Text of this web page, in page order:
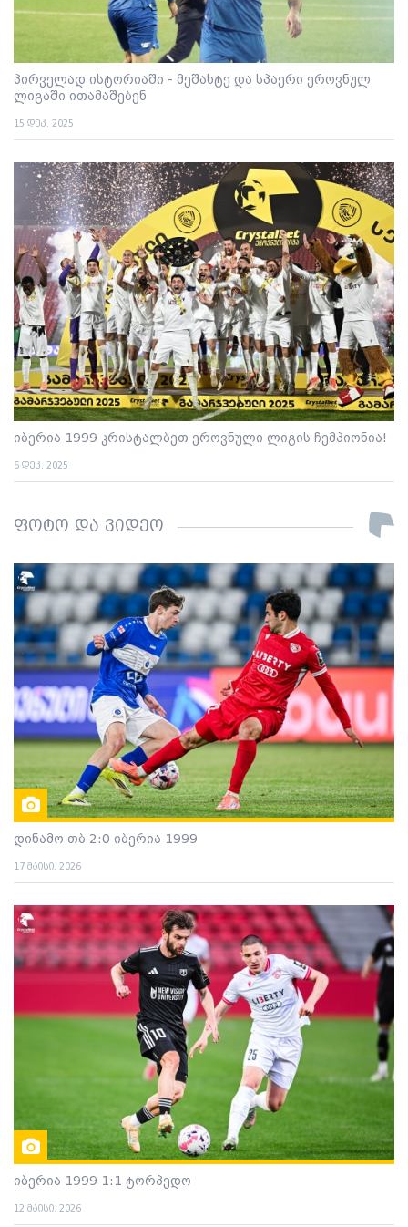
პირველად ისტორიაში - მეშახტე და სპაერი ეროვნულ
ლიგაში ითამაშებენ
15 დეკ. 2025
იბერია 1999 კრისტალბეთ ეროვნული ლიგის ჩემპიონია!
6 დეკ. 2025
ფოტო და ვიდეო
დინამო თბ 2:0 იბერია 1999
17 მაისი. 2026
იბერია 1999 1:1 ტორპედო
12 მაისი. 2026